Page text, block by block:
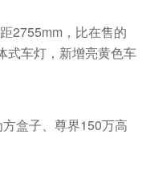
2755mm，比在售的
式车灯，新增亮黄色车